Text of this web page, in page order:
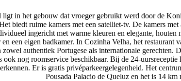
in het gebouw dat vroeger gebruikt werd door de
biedt ruime kamers met een satelliet-tv. De kamers
ingericht met warme kleuren en elegante, houten
een eigen badkamer. In Cozinha Velha, het restaurant
zowel authentiek Portugese als internationale gerechten.
ook nog roomservice beschikbaar. Bij de 24-
Er is gratis privéparkeergelegenheid. Het
Pousada Palacio de Queluz en het is 14 km